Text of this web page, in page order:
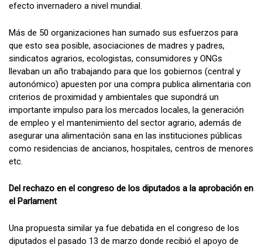
efecto invernadero a nivel mundial.
Más de 50 organizaciones han sumado sus esfuerzos para
que esto sea posible, asociaciones de madres y padres,
sindicatos agrarios, ecologistas, consumidores y ONGs
llevaban un año trabajando para que los gobiernos (central y
autonómico) apuesten por una compra publica alimentaria con
criterios de proximidad y ambientales que supondrá un
importante impulso para los mercados locales, la generación
de empleo y el mantenimiento del sector agrario, además de
asegurar una alimentación sana en las instituciones públicas
como residencias de ancianos, hospitales, centros de menores
etc.
Del rechazo en el congreso de los diputados a la aprobación en
el Parlament
Una propuesta similar ya fue debatida en el congreso de los
diputados el pasado 13 de marzo donde recibió el apoyo de